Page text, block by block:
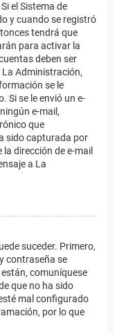
el Sistema de
y cuando se registró
tendrá que
para activar la
deben ser
Administración,
se le
Si se le envió un e-
e-mail,
que
sido capturada por
dirección de e-mail
a La
suceder. Primero,
contraseña se
comuníquese
que no ha sido
mal configurado
por lo que